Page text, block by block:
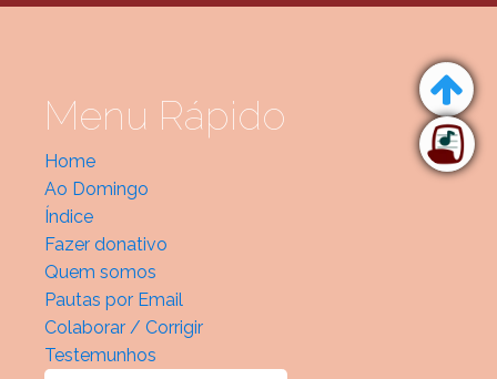
Menu Rápido
Home
Ao Domingo
Índice
Fazer donativo
Quem somos
Pautas por Email
Colaborar / Corrigir
Testemunhos